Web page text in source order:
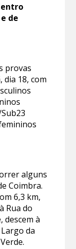
de
provas
18, com
alguns
Coimbra.
6,3 km,
Rua do
descem à
da